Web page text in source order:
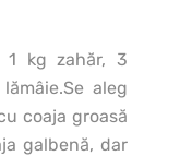
1 kg zahăr, 3
Se aleg
coaja groasă
galbenă, dar